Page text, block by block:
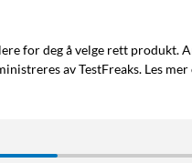
for deg å velge rett produkt.
av TestFreaks. Les